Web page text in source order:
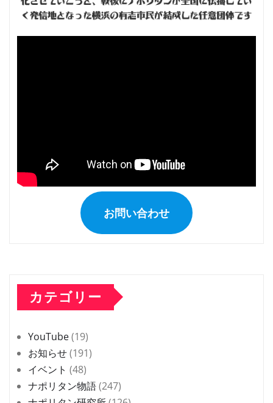
お問い合わせ
カテゴリー
YouTube(19)
お知らせ(191)
イベント (48)
ナポリタン物語(247)